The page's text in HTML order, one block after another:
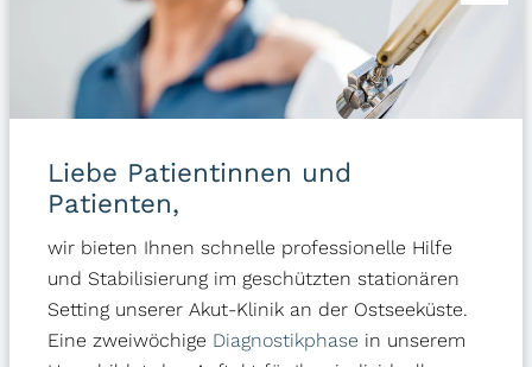
Publikationen verfasst hat. Er hat das ganz stark auf
die berufliche Ebene bezogen. Gibt es denn neben der
beruflichen Herausforderung, der beruflichen
Überforderung, dem beruflichen Sich-mehr-oder-
andere Quellen für so eine Überlastungssituation?
Bezieht sich Burnout vorrangig auf den Beruf, oder ist
das etwas, was ganz generell Menschen mehr oder
minder stark quälen und plagen kann, auch wenn sie
nicht mehr arbeiten?
Liebe Patientinnen und
Patienten,
wir bieten Ihnen schnelle professionelle Hilfe
und Stabilisierung im geschützten stationären
Setting unserer Akut-Klinik an der Ostseeküste.
Eine zweiwöchige Diagnostikphase in unserem